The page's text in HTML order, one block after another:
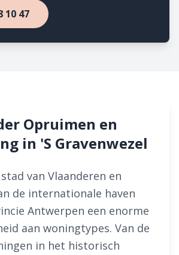
10 47
Opruimen en
in 'S Gravenwezel
van Vlaanderen en
de internationale haven
Antwerpen een enorme
aan woningtypes. Van de
in het historisch